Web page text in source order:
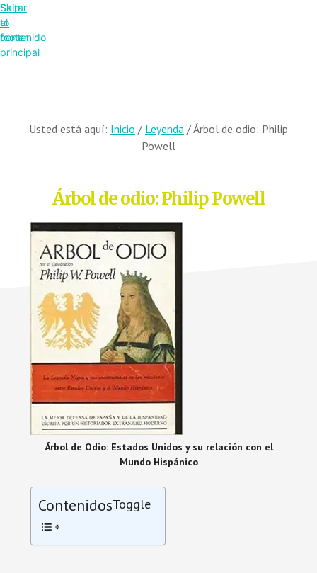
Saltar
al
contenido
principal
Skip
to
footer
Usted está aquí: Inicio / Leyenda /Árbol de odio: Philip
Powell
Árbol de odio: Philip Powell
Árbol de Odio: Estados Unidos y su relación con el
Mundo Hispánico
ContenidosToggle